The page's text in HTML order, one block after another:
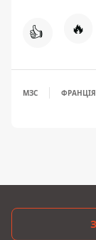
👍 🔥
МЗС ФРАНЦІЯ